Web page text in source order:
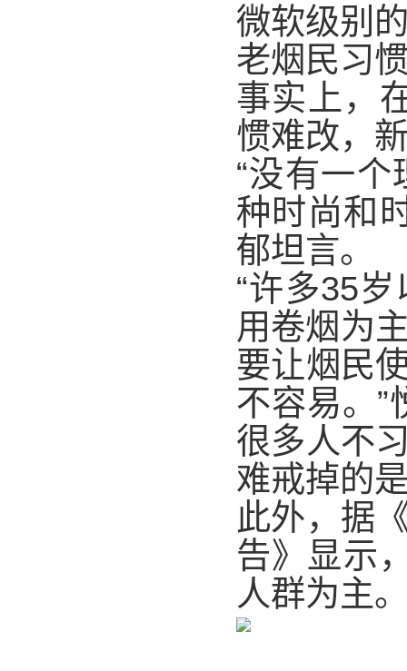
微软级别
老烟民习
事实上，
惯难改，
“没有一
种时尚和
郁坦言。
“许多35
用卷烟为
要让烟民
不容易。”
很多人不
难戒掉的
此外，据
告》显示
人群为主